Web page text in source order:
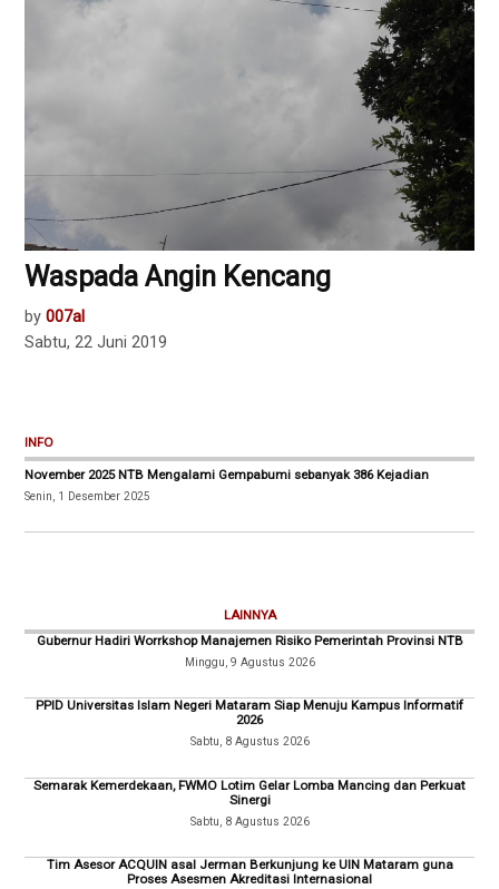
Waspada Angin Kencang
by 007al
Sabtu, 22 Juni 2019
INFO
November 2025 NTB Mengalami Gempabumi sebanyak 386 Kejadian
Senin, 1 Desember 2025
LAINNYA
Gubernur Hadiri Worrkshop Manajemen Risiko Pemerintah Provinsi NTB
Minggu, 9 Agustus 2026
PPID Universitas Islam Negeri Mataram Siap Menuju Kampus Informatif
2026
Sabtu, 8 Agustus 2026
Semarak Kemerdekaan, FWMO Lotim Gelar Lomba Mancing dan Perkuat
Sinergi
Sabtu, 8 Agustus 2026
Tim Asesor ACQUIN asal Jerman Berkunjung ke UIN Mataram guna
Proses Asesmen Akreditasi Internasional